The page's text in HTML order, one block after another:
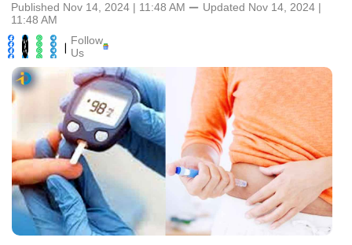
Published Nov 14, 2024 | 11:48 AM ⚊ Updated Nov 14, 2024 |
11:48 AM
| Follow
Us